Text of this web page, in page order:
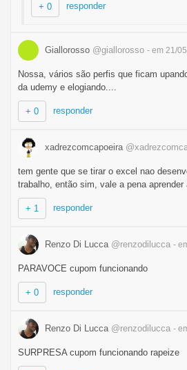
+ 0 responder
Giallorosso @giallorosso - em 21/
Nossa, vários são perfis que ficam
da udemy e elogiando....
+ 0 responder
xadrezcomcapoeira
tem gente que se tirar o excel nao
trabalho, então sim, vale a pena aprender
+ 1 responder
Renzo Di Lucca @renzodilucca -
PARAVOCE cupom funcionando
+ 0 responder
Renzo Di Lucca @renzodilucca -
SURPRESA cupom funcionando rapeize